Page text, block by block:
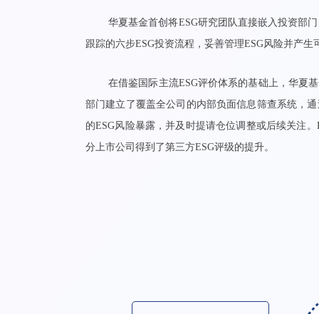
华夏基金首创将ESG研究团队直接嵌入投资部
跟踪的六步ESG投资流程，妥善管理ESG风险并产生
在借鉴国际主流ESG评价体系的基础上，华夏
部门建立了覆盖全公司的内部负面信息筛查系统，
的ESG风险暴露，并及时提请仓位调整或后续关注
分上市公司得到了第三方ESG评级的提升。